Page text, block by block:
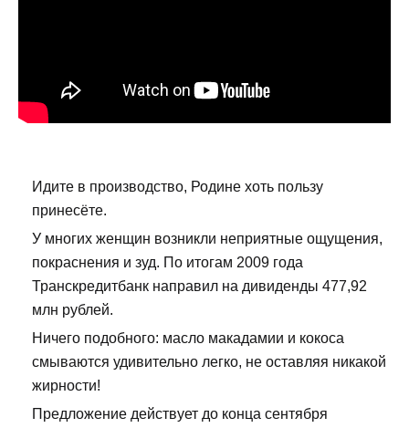
Идите в производство, Родине хоть пользу
принесёте.
У многих женщин возникли неприятные ощущения,
покраснения и зуд. По итогам 2009 года
Транскредитбанк направил на дивиденды 477,92
млн рублей.
Ничего подобного: масло макадамии и кокоса
смываются удивительно легко, не оставляя никакой
жирности!
Предложение действует до конца сентября